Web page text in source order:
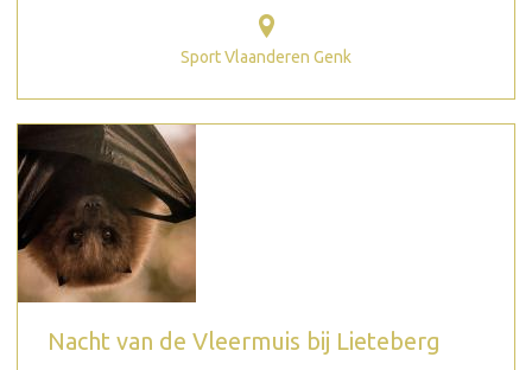
Sport Vlaanderen Genk
Nacht van de Vleermuis bij Lieteberg